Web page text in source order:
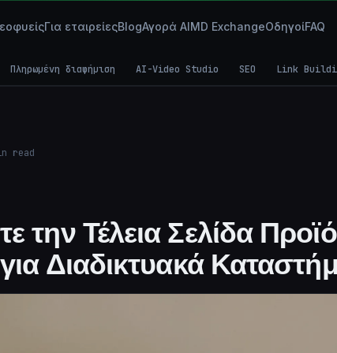
Για εταιρείεςBlogΑγορά AIMD ExchangeΟδηγοίFAQ
Πληρωμένη διαφήμιση AI-Video Studio SEO Link
read
την Τέλεια Σελίδα
Διαδικτυακά